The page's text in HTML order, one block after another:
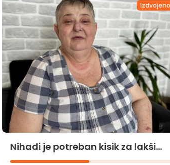
Izdvojeno
Nihadi je potreban kisik za lakši
život